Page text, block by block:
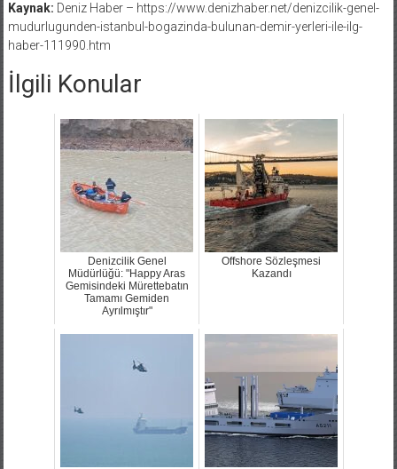
Kaynak: Deniz Haber – https://www.denizhaber.net/denizcilik-genel-
mudurlugunden-istanbul-bogazinda-bulunan-demir-yerleri-ile-ilg-
haber-111990.htm
İlgili Konular
Denizcilik Genel
Müdürlüğü: "Happy Aras
Gemisindeki Mürettebatın
Tamamı Gemiden
Ayrılmıştır"
Offshore Sözleşmesi
Kazandı